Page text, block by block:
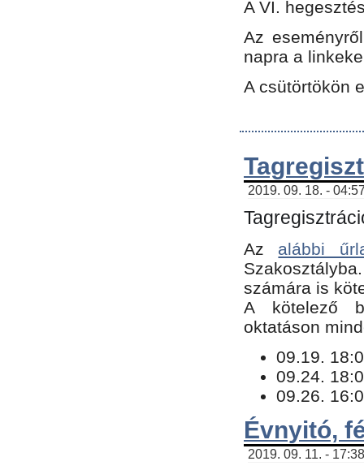
A VI.
Az
napra a
A csütörtökön
2019. 09. 18. -
Az alábbi
számára is
​A kötelező
oktatáson
09.19.
09.24.
09.26.
Évnyitó,
2019. 09. 11. -